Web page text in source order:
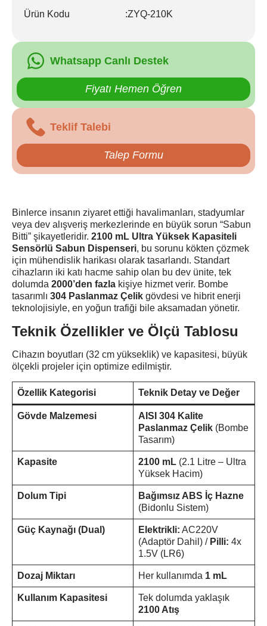
Ürün Kodu :ZYQ-210K
Whatsapp Canlı Destek
Fiyatı Hemen Öğren
Teklif Talebi
Talep Formu
Binlerce insanın ziyaret ettiği havalimanları, stadyumlar
veya dev alışveriş merkezlerinde en büyük sorun “Sabun
Bitti” şikayetleridir. 2100 mL Ultra Yüksek Kapasiteli
Sensörlü Sabun Dispenseri, bu sorunu kökten çözmek
için mühendislik harikası olarak tasarlandı. Standart
cihazların iki katı hacme sahip olan bu dev ünite, tek
dolumda 2000’den fazla kişiye hizmet verir. Bombe
tasarımlı 304 Paslanmaz Çelik gövdesi ve hibrit enerji
teknolojisiyle, en yoğun trafiği bile aksamadan yönetir.
Teknik Özellikler ve Ölçü Tablosu
Cihazın boyutları (32 cm yükseklik) ve kapasitesi, büyük
ölçekli projeler için optimize edilmiştir.
Özellik Kategorisi Teknik Detay ve Değer
Gövde Malzemesi
AISI 304 Kalite
Paslanmaz Çelik (Bombe
Tasarım)
Kapasite 2100 mL (2.1 Litre – Ultra
Yüksek Hacim)
Dolum Tipi
Bağımsız ABS İç Hazne
(Bidonlu Sistem)
Güç Kaynağı (Dual) Elektrikli: AC220V
(Adaptör Dahil) / Pilli: 4x
1.5V (LR6)
Dozaj Miktarı Her kullanımda 1 mL
Kullanım Kapasitesi
Tek dolumda yaklaşık
2100 Atış